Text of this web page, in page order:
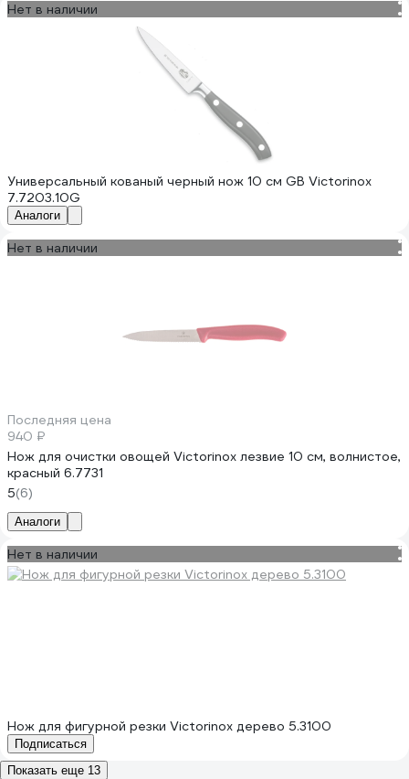
Нет в наличии
Универсальный кованый черный нож 10 см GB Victorinox
7.7203.10G
Аналоги
Нет в наличии
Последняя цена
940 ₽
Нож для очистки овощей Victorinox лезвие 10 см, волнистое,
красный 6.7731
5(6)
Аналоги
Нет в наличии
Нож для фигурной резки Victorinox дерево 5.3100
Подписаться
Показать еще 13